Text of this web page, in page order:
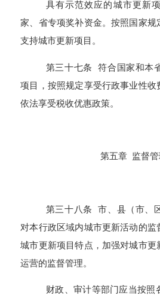
具有示范效应的城市更新
家、省专项奖补资金。按照国家规
支持城市更新项目。
第三十七条 符合国家和本
项目，按照规定享受行政事业性收
依法享受税收优惠政策。
第五章 监督管
第三十八条 市、县（市、
对本行政区域内城市更新活动的监
城市更新项目特点，加强对城市更
运营的监督管理。
财政、审计等部门应当按照